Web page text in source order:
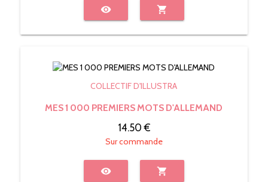
visibility shopping_cart
COLLECTIF D'ILLUSTRA
MES 1 000 PREMIERS MOTS D'ALLEMAND
14.50 €
Sur commande
visibility shopping_cart